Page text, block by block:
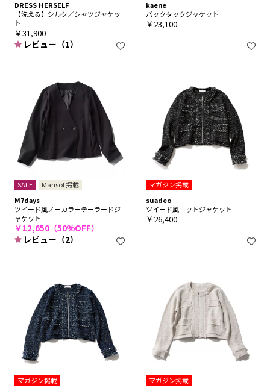
DRESS HERSELF
【洗える】シルク／シャツジャケッ
ト
￥31,900
レビュー（1）
kaene
バックタックジャケット
￥23,100
SALE
Marisol 掲載
M7days
ツイード風ノーカラーテーラードジ
ャケット
￥12,650（50%OFF）
レビュー（2）
マガジン掲載
suadeo
ツイード風ニットジャケット
￥26,400
マガジン掲載
マガジン掲載